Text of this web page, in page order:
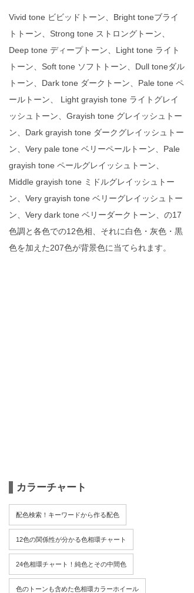
Vivid tone ビビッドトーン、Bright toneブライ
トトーン、Strong tone ストロングトーン、
Deep tone ディープトーン、Light tone ライト
トーン、Soft tone ソフトトーン、Dull toneダル
トーン、Dark tone ダークトーン、Pale tone ペ
ールトーン、 Light grayish tone ライトグレイ
ッシュトーン、Grayish tone グレイッシュトー
ン、Dark grayish tone ダークグレイッシュトー
ン、Very pale tone ベリーペールトーン、Pale
grayish tone ペールグレイッシュトーン、
Middle grayish tone ミドルグレイッシュトー
ン、Very grayish tone ベリーグレイッシュトー
ン、Very dark tone ベリーダークトーン、の17
色調と各色での12色相、それに白色・灰色・黒
色を加えた207色が背景色に当てられます。
カラーチャート
配色検索！キーワードから作る配色
12色の関係性が分かる色相環チャート
24色相環チャート！純色とその中間色
色のトーンも含めた色相環カラーホイール